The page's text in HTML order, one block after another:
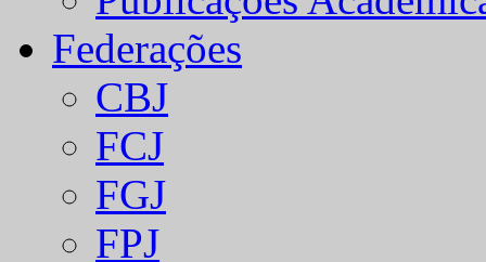
Federações
CBJ
FCJ
FGJ
FPJ